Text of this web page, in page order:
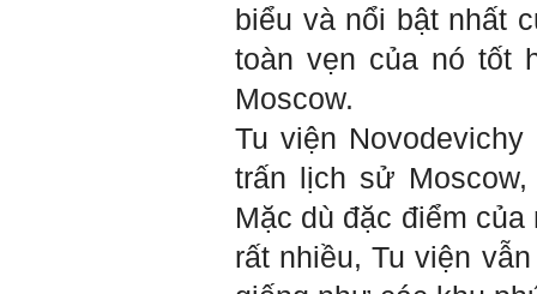
biểu và nổi bật nhất
toàn vẹn của nó tốt
Moscow.
Tu viện
trấn lịch sử
Mặc dù đặc điểm
rất nhiều, Tu viện